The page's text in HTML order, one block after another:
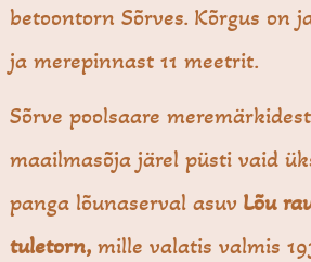
betoontorn Sõrves. Kõrgus on
ja merepinnast 11 meetrit.
Sõrve poolsaare
maailmasõja järel püsti vaid
panga lõunaserval asuv Lõu
tuletorn, mille valatis valmis